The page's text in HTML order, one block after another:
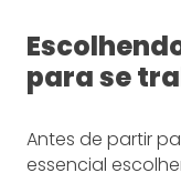
para se
Antes de partir
essencial